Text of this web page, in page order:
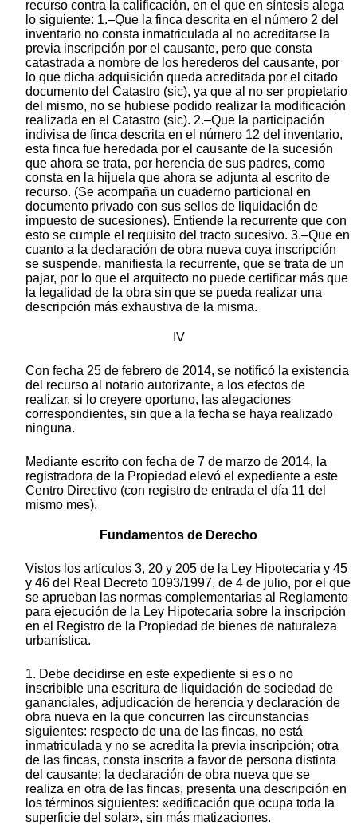
recurso contra la calificación, en el que en síntesis alega
lo siguiente: 1.–Que la finca descrita en el número 2 del
inventario no consta inmatriculada al no acreditarse la
previa inscripción por el causante, pero que consta
catastrada a nombre de los herederos del causante, por
lo que dicha adquisición queda acreditada por el citado
documento del Catastro (sic), ya que al no ser propietario
del mismo, no se hubiese podido realizar la modificación
realizada en el Catastro (sic). 2.–Que la participación
indivisa de finca descrita en el número 12 del inventario,
esta finca fue heredada por el causante de la sucesión
que ahora se trata, por herencia de sus padres, como
consta en la hijuela que ahora se adjunta al escrito de
recurso. (Se acompaña un cuaderno particional en
documento privado con sus sellos de liquidación de
impuesto de sucesiones). Entiende la recurrente que con
esto se cumple el requisito del tracto sucesivo. 3.–Que en
cuanto a la declaración de obra nueva cuya inscripción
se suspende, manifiesta la recurrente, que se trata de un
pajar, por lo que el arquitecto no puede certificar más que
la legalidad de la obra sin que se pueda realizar una
descripción más exhaustiva de la misma.
IV
Con fecha 25 de febrero de 2014, se notificó la existencia
del recurso al notario autorizante, a los efectos de
realizar, si lo creyere oportuno, las alegaciones
correspondientes, sin que a la fecha se haya realizado
ninguna.
Mediante escrito con fecha de 7 de marzo de 2014, la
registradora de la Propiedad elevó el expediente a este
Centro Directivo (con registro de entrada el día 11 del
mismo mes).
Fundamentos de Derecho
Vistos los artículos 3, 20 y 205 de la Ley Hipotecaria y 45
y 46 del Real Decreto 1093/1997, de 4 de julio, por el que
se aprueban las normas complementarias al Reglamento
para ejecución de la Ley Hipotecaria sobre la inscripción
en el Registro de la Propiedad de bienes de naturaleza
urbanística.
1. Debe decidirse en este expediente si es o no
inscribible una escritura de liquidación de sociedad de
gananciales, adjudicación de herencia y declaración de
obra nueva en la que concurren las circunstancias
siguientes: respecto de una de las fincas, no está
inmatriculada y no se acredita la previa inscripción; otra
de las fincas, consta inscrita a favor de persona distinta
del causante; la declaración de obra nueva que se
realiza en otra de las fincas, presenta una descripción en
los términos siguientes: «edificación que ocupa toda la
superficie del solar», sin más matizaciones.